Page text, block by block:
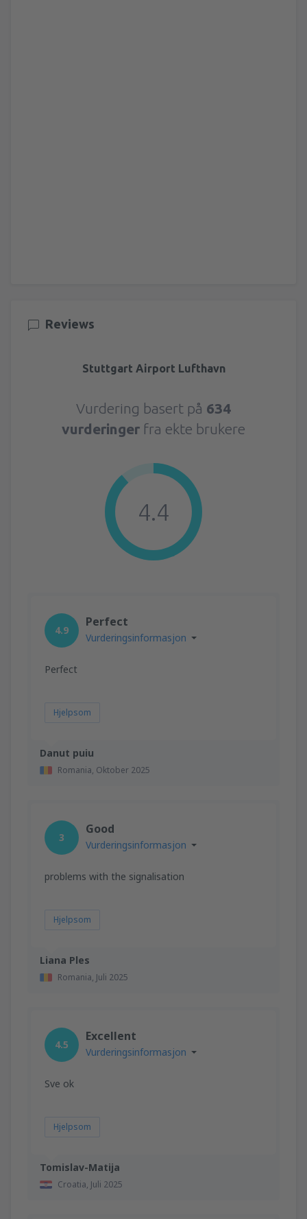
Reviews
Stuttgart Airport Lufthavn
Vurdering basert på 634
vurderinger fra ekte brukere
4.4
Danut puiu
Romania, Oktober 2025
4.9
Perfect
Vurderingsinformasjon
Perfect
Hjelpsom
Liana Ples
Romania, Juli 2025
3
Good
Vurderingsinformasjon
problems with the signalisation
Hjelpsom
Tomislav-Matija
Croatia, Juli 2025
4.5
Excellent
Vurderingsinformasjon
Sve ok
Hjelpsom